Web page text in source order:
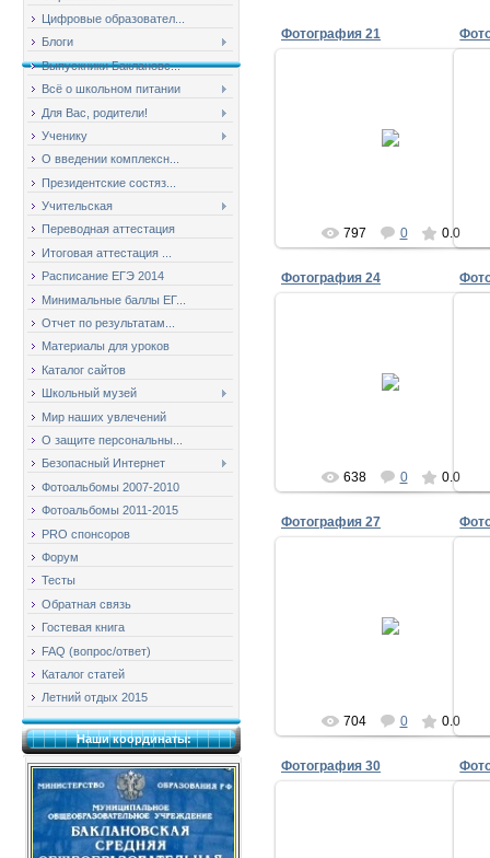
Цифровые образовател...
Блоги
Выпускники Баклановс...
Всё о школьном питании
Для Вас, родители!
Ученику
О введении комплексн...
Президентские состяз...
Учительская
Переводная аттестация
Итоговая аттестация ...
Расписание ЕГЭ 2014
Минимальные баллы ЕГ...
Отчет по результатам...
Материалы для уроков
Каталог сайтов
Школьный музей
Мир наших увлечений
О защите персональны...
Безопасный Интернет
Фотоальбомы 2007-2010
Фотоальбомы 2011-2015
PRO спонсоров
Форум
Тесты
Обратная связь
Гостевая книга
FAQ (вопрос/ответ)
Каталог статей
Летний отдых 2015
Наши координаты:
Фотография 21
797 0 0.0
Фотография 24
638 0 0.0
Фотография 27
704 0 0.0
Фотография 30